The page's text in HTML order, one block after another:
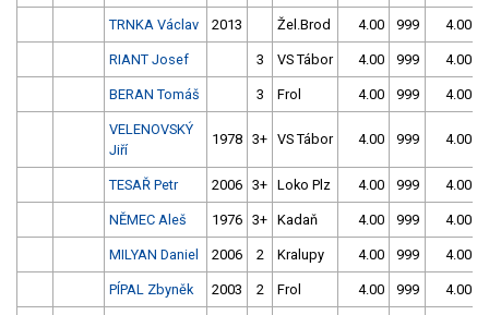
TRNKA Václav 2013 Žel.Brod 4.00 999 4.00
RIANT Josef 3 VS Tábor 4.00 999 4.00
BERAN Tomáš 3 Frol 4.00 999 4.00
VELENOVSKÝ
Jiří
1978 3+ VS Tábor 4.00 999 4.00
TESAŘ Petr 2006 3+ Loko Plz 4.00 999 4.00
NĚMEC Aleš 1976 3+ Kadaň 4.00 999 4.00
MILYAN Daniel 2006 2 Kralupy 4.00 999 4.00
PÍPAL Zbyněk 2003 2 Frol 4.00 999 4.00